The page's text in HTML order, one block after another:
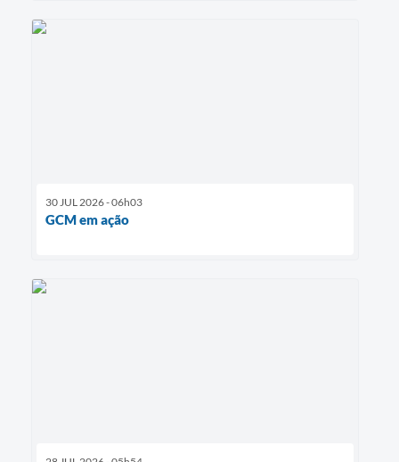
30 JUL 2026 - 06h03
GCM em ação